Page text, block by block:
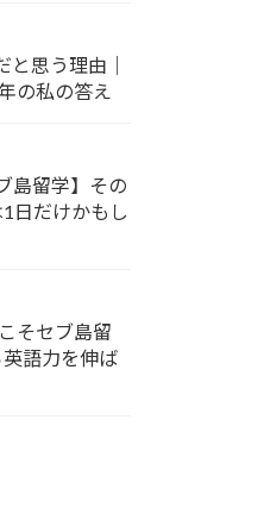
思う理由｜
の私の答え
島留学】その
日だけかもし
そセブ島留
語力を伸ば